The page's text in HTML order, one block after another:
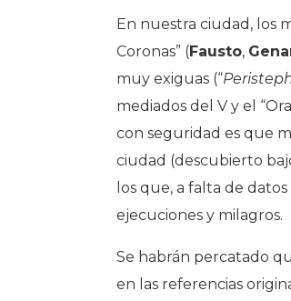
En nuestra ciudad, los
Coronas” (Fausto,
muy exiguas (“
mediados del V y el
con seguridad es que
ciudad (descubierto
los que, a falta de
ejecuciones y milagros.
Se habrán percatado
en las referencias